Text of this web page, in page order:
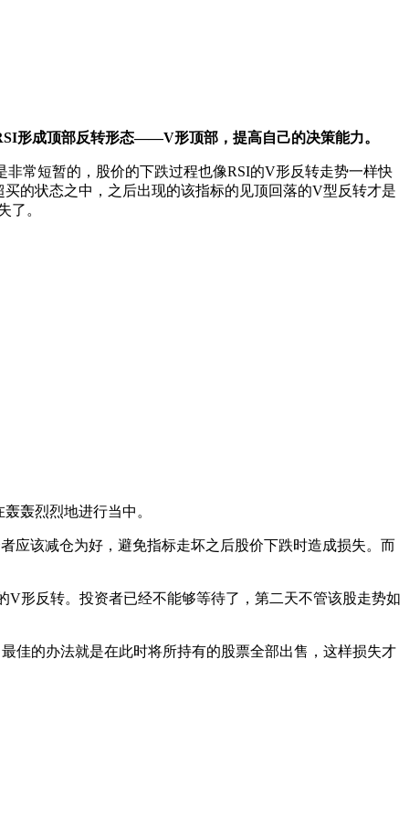
形成顶部反转形态——V形顶部，提高自己的决策能力。
常短暂的，股价的下跌过程也像RSI的V形反转走势一样快
的状态之中，之后出现的该指标的见顶回落的V型反转才是
了。
轰烈烈地进行当中。
应该减仓为好，避免指标走坏之后股价下跌时造成损失。而
V形反转。投资者已经不能够等待了，第二天不管该股走势如
佳的办法就是在此时将所持有的股票全部出售，这样损失才